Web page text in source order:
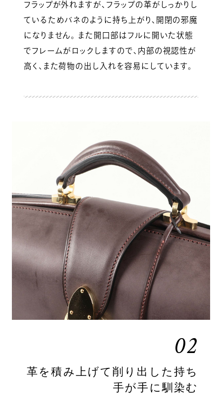
フラップが外れますが、フラップの革がしっかりし
ているためバネのように持ち上がり、開閉の邪魔
になりません。 また開口部はフルに開いた状態
でフレームがロックしますので、内部の視認性が
高く、また荷物の出し入れを容易にしています。
02
革を積み上げて削り出した持ち
手が手に馴染む